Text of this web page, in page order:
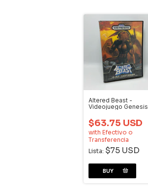
Altered Beast -
Videojuego Genesis
$63.75 USD
with Efectivo o
Transferencia
Lista: $75 USD